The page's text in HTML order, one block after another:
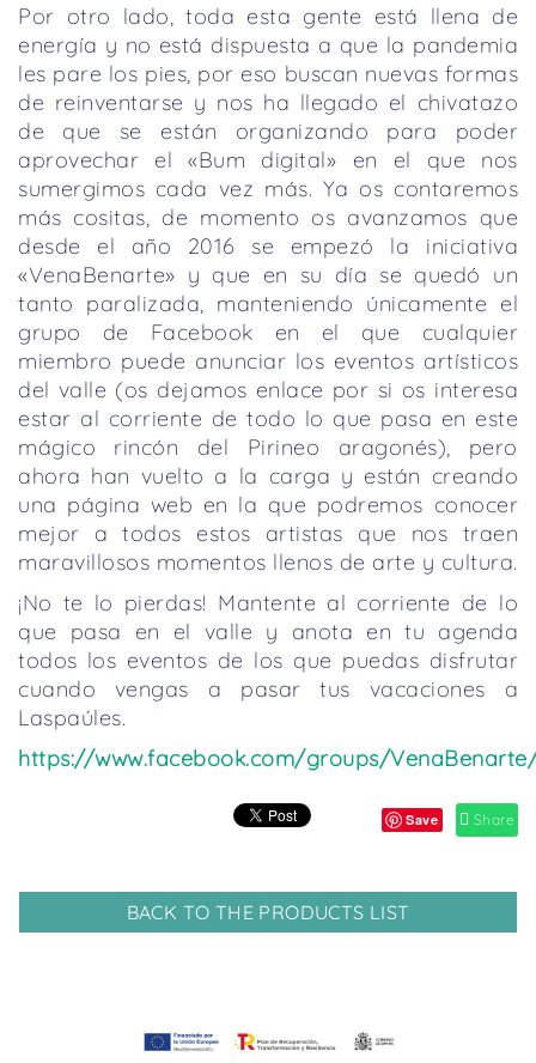
Por otro lado, toda esta gente está llena de
energía y no está dispuesta a que la pandemia
les pare los pies, por eso buscan nuevas formas
de reinventarse y nos ha llegado el chivatazo
de que se están organizando para poder
aprovechar el «Bum digital» en el que nos
sumergimos cada vez más. Ya os contaremos
más cositas, de momento os avanzamos que
desde el año 2016 se empezó la iniciativa
«VenaBenarte» y que en su día se quedó un
tanto paralizada, manteniendo únicamente el
grupo de Facebook en el que cualquier
miembro puede anunciar los eventos artísticos
del valle (os dejamos enlace por si os interesa
estar al corriente de todo lo que pasa en este
mágico rincón del Pirineo aragonés), pero
ahora han vuelto a la carga y están creando
una página web en la que podremos conocer
mejor a todos estos artistas que nos traen
maravillosos momentos llenos de arte y cultura.
¡No te lo pierdas! Mantente al corriente de lo
que pasa en el valle y anota en tu agenda
todos los eventos de los que puedas disfrutar
cuando vengas a pasar tus vacaciones a
Laspaúles.
https://www.facebook.com/groups/
Save Share
BACK TO THE PRODUCTS LIST